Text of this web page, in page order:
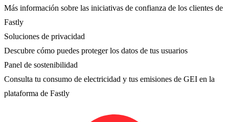
Más información sobre las iniciativas de confianza de los clientes de
Fastly
Soluciones de privacidad
Descubre cómo puedes proteger los datos de tus usuarios
Panel de sostenibilidad
Consulta tu consumo de electricidad y tus emisiones de GEI en la
plataforma de Fastly